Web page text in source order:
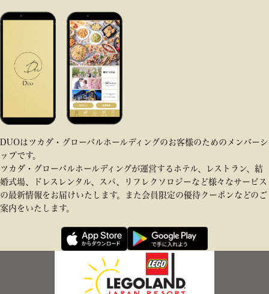
DUOはツカダ・グローバルホールディングのお客様のためのメンバーシ
ップです。
ツカダ・グローバルホールディングが運営するホテル、レストラン、結
婚式場、ドレスレンタル、スパ、リフレクソロジーなど様々なサービス
の最新情報をお届けいたします。また会員限定の優待クーポンなどのご
案内をいたします。